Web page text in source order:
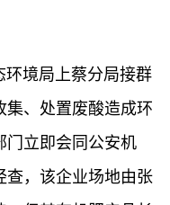
境局上蔡分局接群
集、处置废酸造成环
门立即会同公安机
查，该企业场地由张